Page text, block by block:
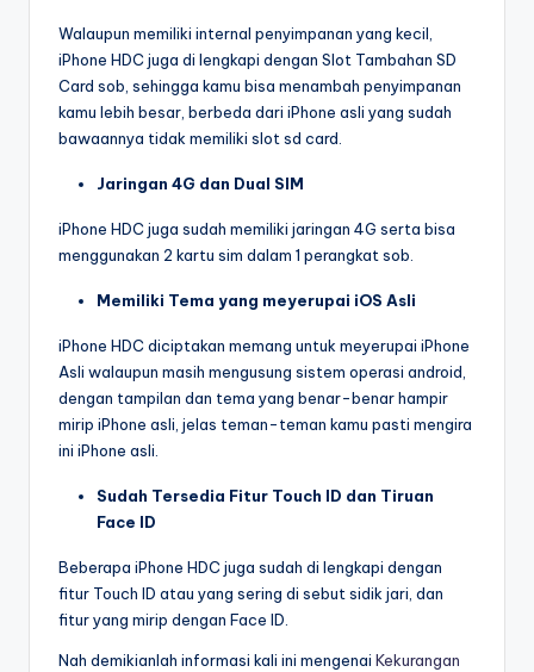
Walaupun memiliki internal penyimpanan yang kecil,
iPhone HDC juga di lengkapi dengan Slot Tambahan SD
Card sob, sehingga kamu bisa menambah penyimpanan
kamu lebih besar, berbeda dari iPhone asli yang sudah
bawaannya tidak memiliki slot sd card.
Jaringan 4G dan Dual SIM
iPhone HDC juga sudah memiliki jaringan 4G serta bisa
menggunakan 2 kartu sim dalam 1 perangkat sob.
Memiliki Tema yang meyerupai iOS Asli
iPhone HDC diciptakan memang untuk meyerupai iPhone
Asli walaupun masih mengusung sistem operasi android,
dengan tampilan dan tema yang benar-benar hampir
mirip iPhone asli, jelas teman-teman kamu pasti mengira
ini iPhone asli.
Sudah Tersedia Fitur Touch ID dan Tiruan
Face ID
Beberapa iPhone HDC juga sudah di lengkapi dengan
fitur Touch ID atau yang sering di sebut sidik jari, dan
fitur yang mirip dengan Face ID.
Nah demikianlah informasi kali ini mengenai Kekurangan